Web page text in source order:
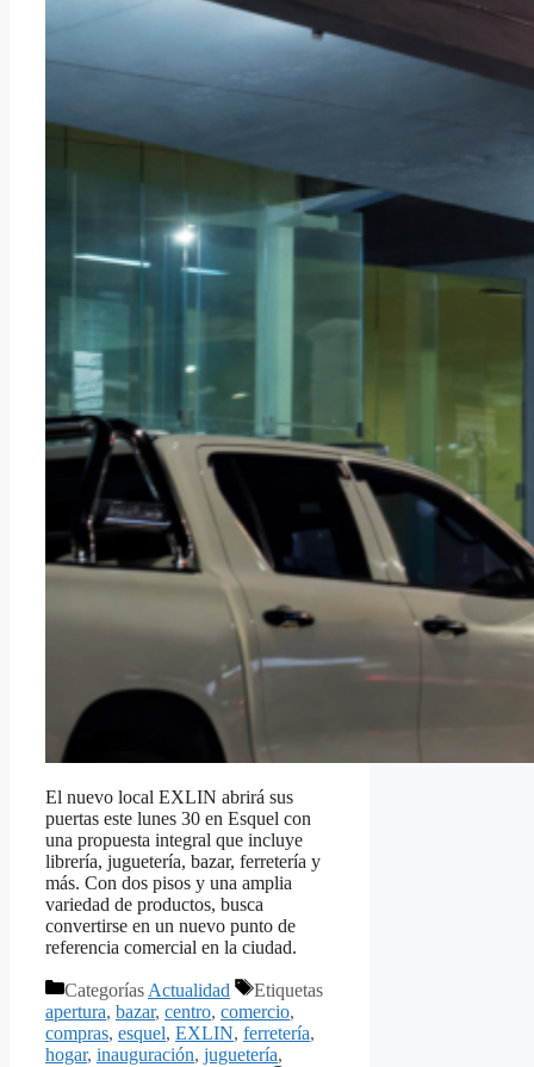
El nuevo local EXLIN abrirá sus
puertas este lunes 30 en Esquel con
una propuesta integral que incluye
librería, juguetería, bazar, ferretería y
más. Con dos pisos y una amplia
variedad de productos, busca
convertirse en un nuevo punto de
referencia comercial en la ciudad.
Categorías Actualidad
Etiquetas
apertura, bazar, centro, comercio,
compras, esquel, EXLIN, ferretería,
hogar, inauguración, juguetería,